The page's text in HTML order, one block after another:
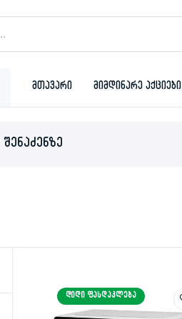
მთავარი მიმდინარე აქციები
ᲓᲘᲓᲘ ᲤᲐᲡᲓᲐᲙᲚᲔᲑᲐ